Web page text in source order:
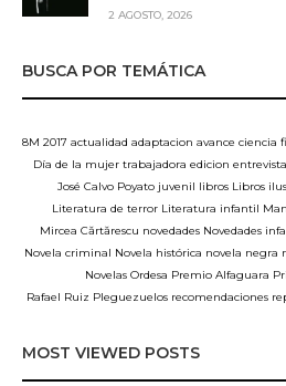
2 AGOSTO, 2026
BUSCA POR TEMÁTICA
8M 2017 actualidad adaptacion avance ciencia
Día de la mujer trabajadora edicion entrevista
José Calvo Poyato juvenil libros Libros
Literatura de terror Literatura infantil
Mircea Cărtărescu novedades Novedades
Novela criminal Novela histórica novela negra
Novelas Ordesa Premio Alfaguara
Rafael Ruiz Pleguezuelos recomendaciones
MOST VIEWED POSTS